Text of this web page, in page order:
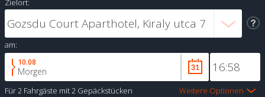
Zielort:
am:
10.08
Morgen
Für2 Fahrgäste mit2 Gepäckstücken Weitere Optionen